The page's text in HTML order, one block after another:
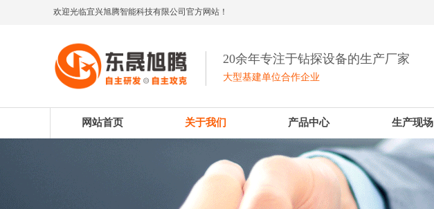
欢迎光临宜兴旭腾智能科技有限公司官方网站！
20余年专注于钻探设备的生产厂家
大型基建单位合作企业
网站首页 关于我们 产品中心 生产现场